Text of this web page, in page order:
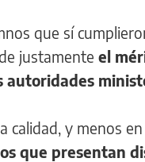
que sí
justamente el
autoridades
calidad, y menos
que presentan